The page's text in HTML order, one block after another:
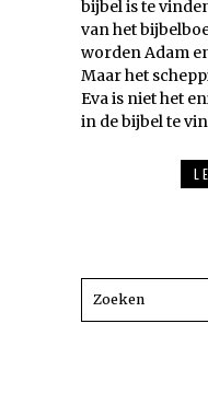
bijbel is te
van het
worden Adam
Maar het
Eva is niet het
in de bijbel te